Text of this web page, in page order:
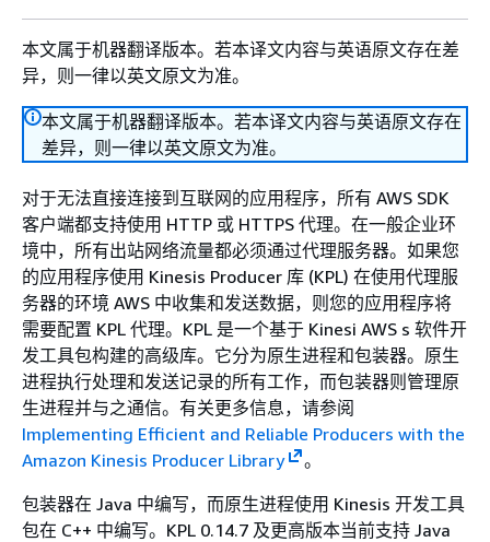
本文属于机器翻译版本。若本译文内容与英语原文存在差
异，则一律以英文原文为准。
本文属于机器翻译版本。若本译文内容与英语原文存在
差异，则一律以英文原文为准。
对于无法直接连接到互联网的应用程序，所有 AWS SDK
客户端都支持使用 HTTP 或 HTTPS 代理。在一般企业环
境中，所有出站网络流量都必须通过代理服务器。如果您
的应用程序使用 Kinesis Producer 库 (KPL) 在使用代理服
务器的环境 AWS 中收集和发送数据，则您的应用程序将
需要配置 KPL 代理。KPL 是一个基于 Kinesi AWS s 软件开
发工具包构建的高级库。它分为原生进程和包装器。原生
进程执行处理和发送记录的所有工作，而包装器则管理原
生进程并与之通信。有关更多信息，请参阅
Implementing Efficient and Reliable Producers with the
Amazon Kinesis Producer Library
。
包装器在 Java 中编写，而原生进程使用 Kinesis 开发工具
包在 C++ 中编写。KPL 0.14.7 及更高版本当前支持 Java